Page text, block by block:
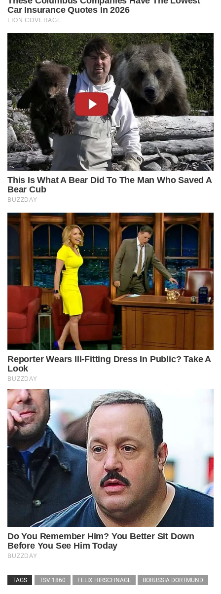
TAGS TSV 1860 FELIX HIRSCHNAGL BORUSSIA DORTMUND